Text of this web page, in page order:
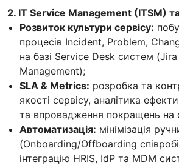
2. IT Service Management (ITSM)
Розвиток культури сервісу:
процесів Incident, Problem,
на базі Service Desk систем
Management);
SLA & Metrics: розробка та
якості сервісу, аналітика
та впровадження покращень на
Автоматизація: мінімізація
(Onboarding/Offboarding
інтеграцію HRIS, IdP та MDM